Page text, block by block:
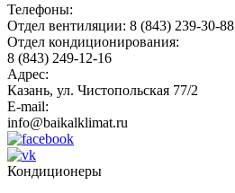
Телефоны:
Отдел вентиляции: 8 (843) 239-30-88
Отдел кондиционирования:
8 (843) 249-12-16
Адрес:
Казань, ул. Чистопольская 77/2
E-mail:
info@baikalklimat.ru
Кондиционеры